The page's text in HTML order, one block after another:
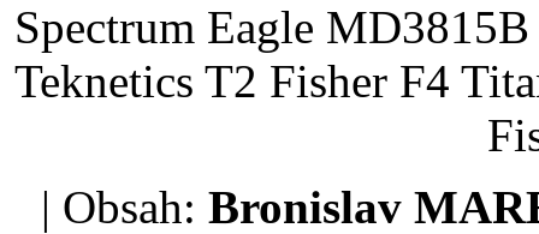
Spectrum Eagle
Teknetics T2 Fisher F4
| Obsah: Bronislav